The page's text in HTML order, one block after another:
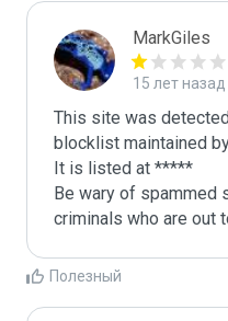
MarkGiles
15 лет назад
This site was
blocklist maintained
It is listed at *****
Be wary of spammed
criminals who are out
Полезный